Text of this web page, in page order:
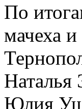
По
мачеха
Наталья
Юлия